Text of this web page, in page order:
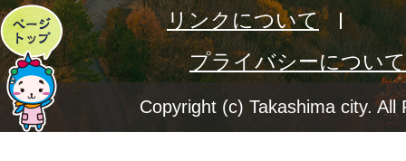
ペ
ー
ジ
リンクについて
プライバシーについて
Copyright (c) Takashima city. All